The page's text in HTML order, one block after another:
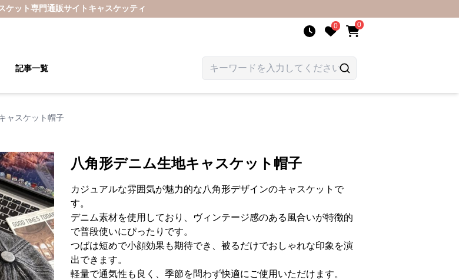
ケット専門通販サイト キャスケッティ
0 0
記事一覧
ャスケット帽子
八角形デニム生地キャスケット帽子
カジュアルな雰囲気が魅力的な八角形デザインのキャスケットで
す。
デニム素材を使用しており、ヴィンテージ感のある風合いが特徴的
で普段使いにぴったりです。
つばは短めで小顔効果も期待でき、被るだけでおしゃれな印象を演
出できます。
軽量で通気性も良く、季節を問わず快適にご使用いただけます。